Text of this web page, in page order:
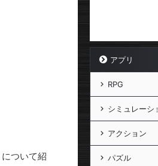
ついて紹
アプリ
RPG
シミュレーシ
アクション
パズル